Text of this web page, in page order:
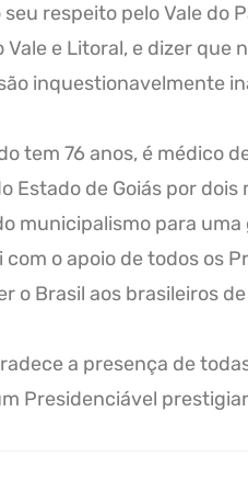
respeito pelo Vale do
Vale e Litoral, e dizer que
inquestionavelmente
tem 76 anos, é médico
Estado de Goiás por
municipalismo para
com o apoio de todos os
o Brasil aos brasileiros de
a presença de
Presidenciável